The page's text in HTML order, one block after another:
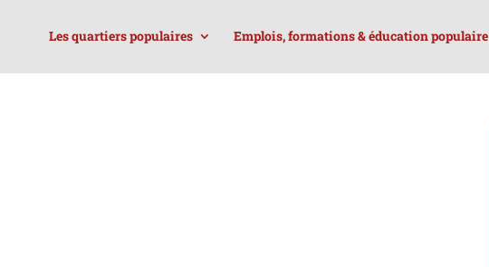
Les quartiers populaires Emplois, formations & éducation populaire